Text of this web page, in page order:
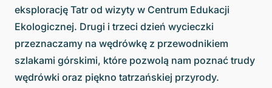
eksplorację Tatr od wizyty w Centrum Edukacji
Ekologicznej. Drugi i trzeci dzień wycieczki
przeznaczamy na wędrówkę z przewodnikiem
szlakami górskimi, które pozwolą nam poznać trudy
wędrówki oraz piękno tatrzańskiej przyrody.